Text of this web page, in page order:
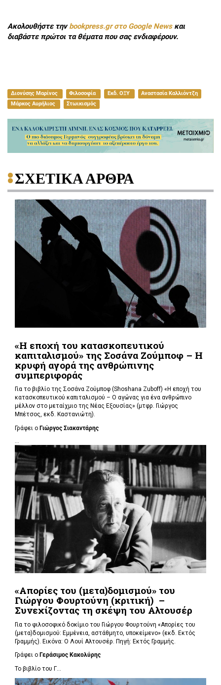
Ακολουθήστε τηνbookpress.gr στο Google Newsκαι
διαβάστε πρώτοι τα θέματα που σας ενδιαφέρουν.
Διονύσης Μαρίνος Φιλοσοφία Εκδ. ΟΞΥ
Αναστασία Καλλιόντζη
Μάρκος Αυρήλιος
Στωικισμός
ΣΧΕΤΙΚΑ ΑΡΘΡΑ
«Η εποχή του κατασκοπευτικού
καπιταλισμού» της Σοσάνα Ζούμποφ – Η
κρυφή αγορά της ανθρώπινης
συμπεριφοράς
Για το βιβλίο της Σοσάνα Ζούμποφ (Shoshana Zuboff) «Η εποχή του
κατασκοπευτικού καπιταλισμού – Ο αγώνας για ένα ανθρώπινο
μέλλον στο μεταίχμιο της Νέας Εξουσίας» (μτφρ. Γιώργος
Μπέτσος, εκδ. Καστανιώτη).
Γράφει ο Γιώργος Σιακαντάρης
...
«Απορίες του (μετα)δομισμού» του
Γιώργου Φουρτούνη (κριτική) –
Συνεχίζοντας τη σκέψη του Αλτουσέρ
Για το φιλοσοφικό δοκίμιο του Γιώργου Φουρτούνη «Απορίες του
(μετα)δομισμού: Εμμένεια, αστάθμητο, υποκείμενο» (εκδ. Εκτός
Γραμμής). Εικόνα: Ο Λουί Αλτουσέρ. Πηγή: Εκτός Γραμμής.
Γράφει ο Γεράσιμος Κακολύρης
Το βιβλίο του Γ...